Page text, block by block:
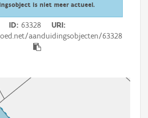
is niet meer actueel.
ID 63328
URI
aanduidingsobjecten/63328